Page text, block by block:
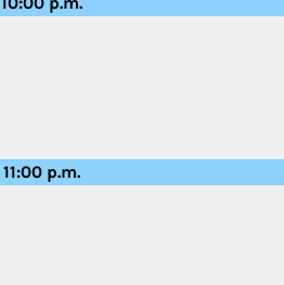
11:00 p.m.